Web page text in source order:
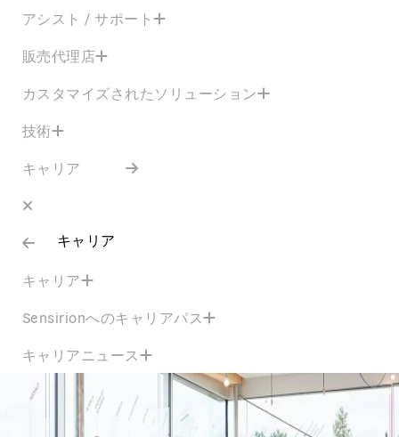
アシスト / サポート
販売代理店
カスタマイズされたソリューション
技術
キャリア
キャリア
キャリア
Sensirionへのキャリアパス
キャリアニュース